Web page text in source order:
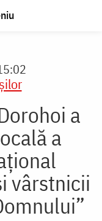
a
a
vârstnicii